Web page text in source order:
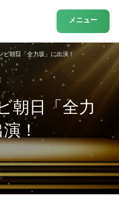
メニュー
朝日「全力
！
朝日「全力坂」に出演！